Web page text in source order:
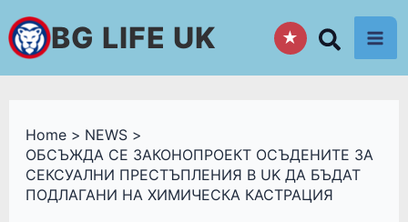
Skip
to
content
BG LIFE UK ★
Home
NEWS
ОБСЪЖДА СЕ ЗАКОНОПРОЕКТ ОСЪДЕНИТЕ ЗА
СЕКСУАЛНИ ПРЕСТЪПЛЕНИЯ В UK ДА БЪДАТ
ПОДЛАГАНИ НА ХИМИЧЕСКА КАСТРАЦИЯ